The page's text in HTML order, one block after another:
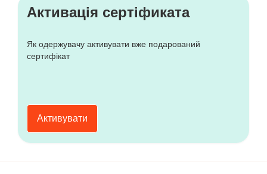
Активація сертіфиката
Як одержувачу активувати вже подарований
сертифікат
Активувати